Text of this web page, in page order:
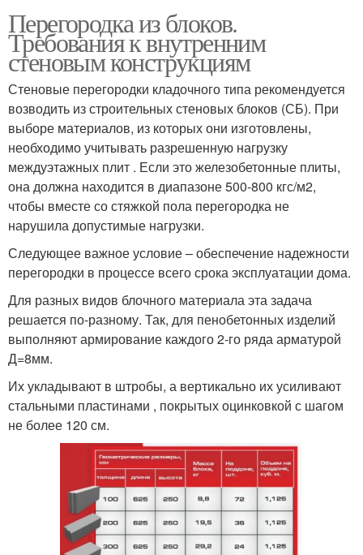
Перегородка из блоков.
Требования к внутренним
стеновым конструкциям
Стеновые перегородки кладочного типа рекомендуется
возводить из строительных стеновых блоков (СБ). При
выборе материалов, из которых они изготовлены,
необходимо учитывать разрешенную нагрузку
междуэтажных плит . Если это железобетонные плиты,
она должна находится в диапазоне 500-800 кгс/м2,
чтобы вместе со стяжкой пола перегородка не
нарушила допустимые нагрузки.
Следующее важное условие – обеспечение надежности
перегородки в процессе всего срока эксплуатации дома.
Для разных видов блочного материала эта задача
решается по-разному. Так, для пенобетонных изделий
выполняют армирование каждого 2-го ряда арматурой
Д=8мм.
Их укладывают в штробы, а вертикально их усиливают
стальными пластинами , покрытых оцинковкой с шагом
не более 120 см.